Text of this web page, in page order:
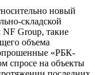
новый
складской
Group, такие
объема
«РБК-
спросе на объекты